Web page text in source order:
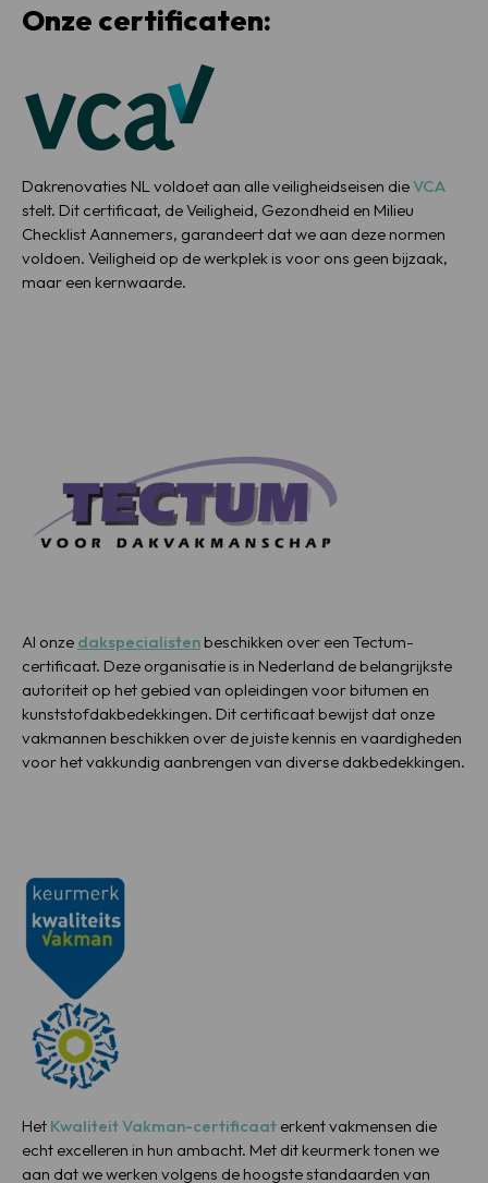
Onze certificaten:
Dakrenovaties NL voldoet aan alle veiligheidseisen dieVCA
stelt. Dit certificaat, de Veiligheid, Gezondheid en Milieu
Checklist Aannemers, garandeert dat we aan deze normen
voldoen. Veiligheid op de werkplek is voor ons geen bijzaak,
maar een kernwaarde.
Al onze dakspecialistenbeschikken over een Tectum-
certificaat. Deze organisatie is in Nederland de belangrijkste
autoriteit op het gebied van opleidingen voor bitumen en
kunststofdakbedekkingen. Dit certificaat bewijst dat onze
vakmannen beschikken over de juiste kennis en vaardigheden
voor het vakkundig aanbrengen van diverse dakbedekkingen.
Het Kwaliteit Vakman-certificaat erkent vakmensen die
echt excelleren in hun ambacht. Met dit keurmerk tonen we
aan dat we werken volgens de hoogste standaarden van